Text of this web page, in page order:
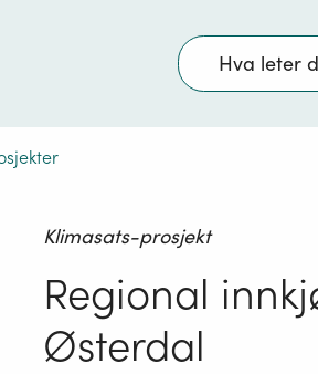
Søk
Klimasats-prosjekt
Regional
Østerdal